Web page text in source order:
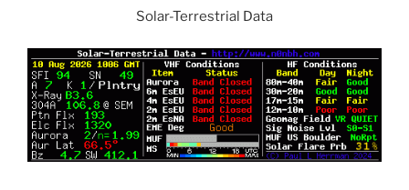
Solar-Terrestrial Data